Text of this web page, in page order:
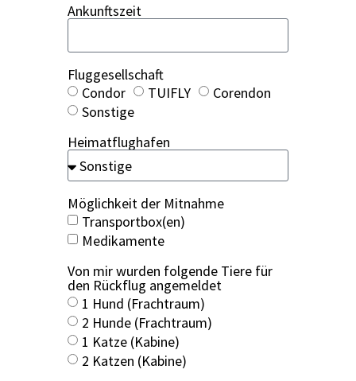
Ankunfts­zeit
Flug­ge­sell­schaft
Con­dor
TUIFLY
Coren­don
Sons­ti­ge
Hei­mat­flug­ha­fen
Mög­lich­keit der Mit­nah­me
Transportbox(en)
Medi­ka­men­te
Von mir wur­den fol­gen­de Tie­re für
den Rück­flug ange­mel­det
1 Hund (Fracht­raum)
2 Hun­de (Fracht­raum)
1 Kat­ze (Kabi­ne)
2 Kat­zen (Kabi­ne)